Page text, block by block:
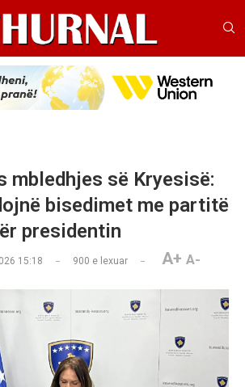
mbledhjes së Kryesisë:
bisedimet me partitë
presidentin
15:18 900 e lexuar A+ A-